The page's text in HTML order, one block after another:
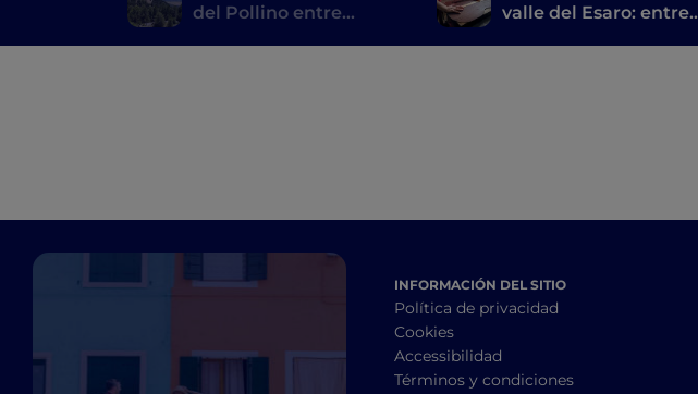
del Pollino entre
valle del Esaro: entre
INFORMACIÓN DEL SITIO
Política de privacidad
Cookies
Accessibilidad
Términos y condiciones